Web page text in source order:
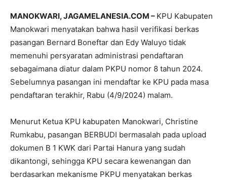
MANOKWARI, JAGAMELANESIA.COM – KPU Kabupaten
Manokwari menyatakan bahwa hasil verifikasi berkas
pasangan Bernard Boneftar dan Edy Waluyo tidak
memenuhi persyaratan administrasi pendaftaran
sebagaimana diatur dalam PKPU nomor 8 tahun 2024.
Sebelumnya pasangan ini mendaftar ke KPU pada masa
pendaftaran terakhir, Rabu (4/9/2024) malam.
Menurut Ketua KPU kabupaten Manokwari, Christine
Rumkabu, pasangan BERBUDI bermasalah pada upload
dokumen B 1 KWK dari Partai Hanura yang sudah
dikantongi, sehingga KPU secara kewenangan dan
berdasarkan mekanisme PKPU menyatakan berkas